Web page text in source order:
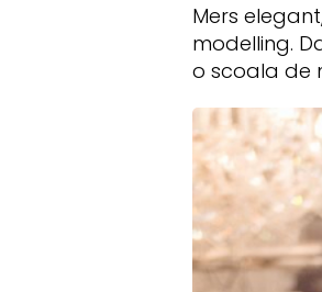
Mers
modelling.
o scoala de